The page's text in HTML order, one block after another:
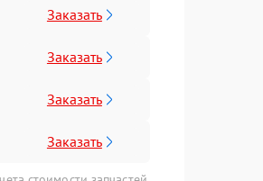
Заказать
Заказать
Заказать
Заказать